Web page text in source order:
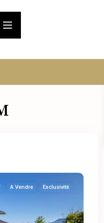
A Vendre Exclusivité